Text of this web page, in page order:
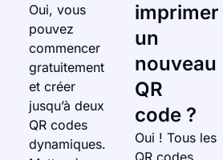
Oui, vous
pouvez
commencer
gratuitement
et créer
jusqu’à deux
QR codes
dynamiques.
imprimer
un
nouveau
QR
code ?
Oui ! Tous les